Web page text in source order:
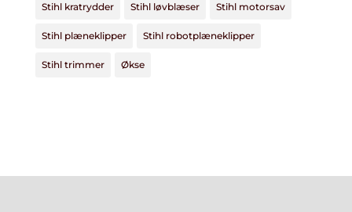
Stihl kratrydder Stihl løvblæser Stihl motorsav
Stihl plæneklipper Stihl robotplæneklipper
Stihl trimmer Økse